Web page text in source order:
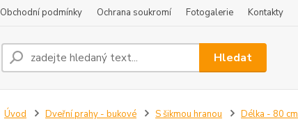
Obchodní podmínky Ochrana soukromí Fotogalerie Kontakty
Hledat
Úvod Dveřní prahy - bukové S šikmou hranou Délka - 80 cm